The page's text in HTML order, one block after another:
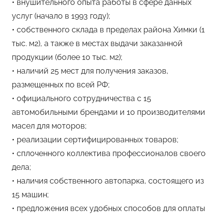
• внушительного опыта работы в сфере данных
услуг (начало в 1993 году);
• собственного склада в пределах района Химки (1
тыс. м2), а также в местах выдачи заказанной
продукции (более 10 тыс. м2);
• наличий 25 мест для получения заказов,
размещенных по всей РФ;
• официального сотрудничества с 15
автомобильными брендами и 10 производителями
масел для моторов;
• реализации сертифицированных товаров;
• сплоченного коллектива профессионалов своего
дела;
• наличия собственного автопарка, состоящего из
15 машин;
• предложения всех удобных способов для оплаты